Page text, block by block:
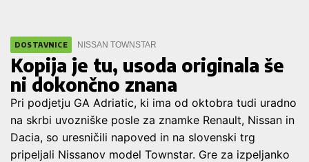
DOSTAVNICE NISSAN TOWNSTAR
Kopija je tu, usoda originala še
ni dokončno znana
Pri podjetju GA Adriatic, ki ima od oktobra tudi uradno
na skrbi uvozniške posle za znamke Renault, Nissan in
Dacia, so uresničili napoved in na slovenski trg
pripeljali Nissanov model Townstar. Gre za izpeljanko